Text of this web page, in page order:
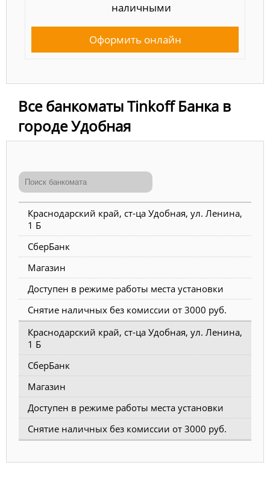
наличными
Оформить онлайн
Все банкоматы Tinkoff Банка в
городе Удобная
Краснодарский край, ст-ца Удобная, ул. Ленина,
1 Б
СберБанк
Магазин
Доступен в режиме работы места установки
Снятие наличных без комиссии от 3000 руб.
Краснодарский край, ст-ца Удобная, ул. Ленина,
1 Б
СберБанк
Магазин
Доступен в режиме работы места установки
Снятие наличных без комиссии от 3000 руб.